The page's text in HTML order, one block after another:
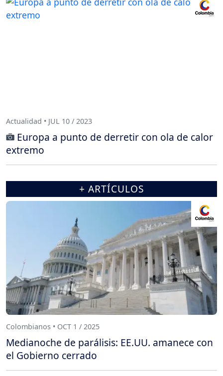
Actualidad • JUL 10 / 2023
Europa a punto de derretir con ola de calor
extremo
+ ARTÍCULOS
Colombianos • OCT 1 / 2025
Medianoche de parálisis: EE.UU. amanece con
el Gobierno cerrado